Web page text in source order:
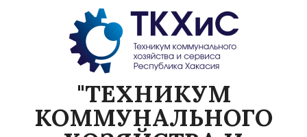
"ТЕХНИКУМ
КОММУНАЛЬНОГО